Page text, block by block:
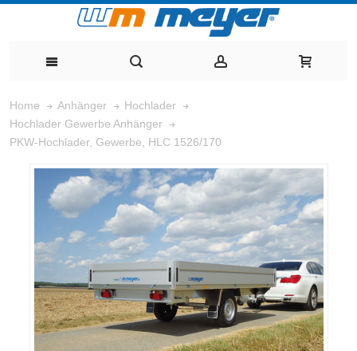
Home Anhänger
Hochlader
Hochlader Gewerbe Anhänger
PKW-Hochlader, Gewerbe, HLC 1526/170